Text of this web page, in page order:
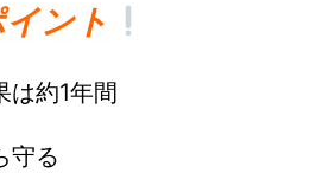
ント
は約1年間
守る